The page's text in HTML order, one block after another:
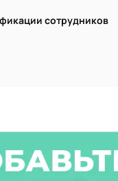
сотрудников